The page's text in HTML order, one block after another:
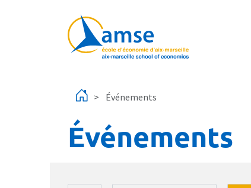
Événements
Événements